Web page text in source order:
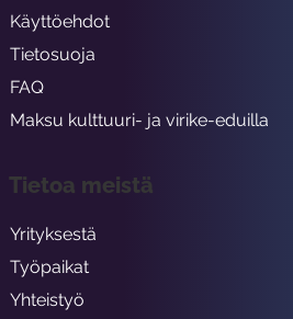
Käyttöehdot
Tietosuoja
FAQ
Maksu kulttuuri- ja virike-eduilla
Tietoa meistä
Yrityksestä
Työpaikat
Yhteistyö